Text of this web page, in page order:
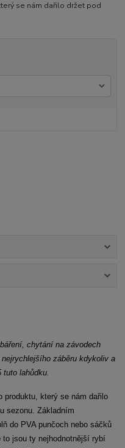
se nám dařilo držet pod
chytání na závodech
záběru kdykoliv a
tuto lahůdku.
produktu, který se nám dařilo
sezonu. Základním
do PVA punčoch nebo sáčků
jsou ty nejhodnotnější rybí